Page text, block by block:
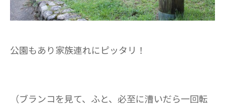
公園もあり家族連れにピッタリ！
（ブランコを見て、ふと、必至に漕いだら一回転